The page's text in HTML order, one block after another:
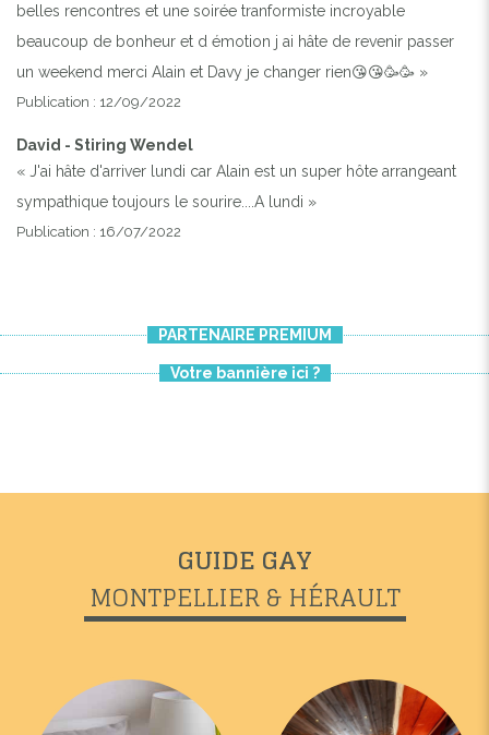
belles rencontres et une soirée tranformiste incroyable
beaucoup de bonheur et d émotion j ai hâte de revenir passer
un weekend merci Alain et Davy je changer rien😘😘🥳🥳 »
Publication : 12/09/2022
David - Stiring Wendel
« J'ai hâte d'arriver lundi car Alain est un super hôte arrangeant
sympathique toujours le sourire....A lundi »
Publication : 16/07/2022
PARTENAIRE PREMIUM
Votre bannière ici ?
GUIDE GAY
MONTPELLIER & HÉRAULT